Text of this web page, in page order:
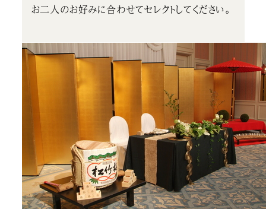
お二人のお好みに合わせてセレクトしてください。